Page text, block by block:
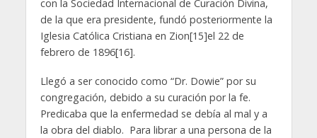
con la Sociedad Internacional de Curación Divina,
de la que era presidente, fundó posteriormente la
Iglesia Católica Cristiana en Zion[15]el 22 de
febrero de 1896[16].
Llegó a ser conocido como “Dr. Dowie” por su
congregación, debido a su curación por la fe.
Predicaba que la enfermedad se debía al mal y a
la obra del diablo. Para librar a una persona de la